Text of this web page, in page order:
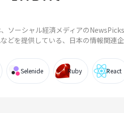
ソーシャル経済メディアの
どを提供している、日本の情報関連
Selenide Ruby React